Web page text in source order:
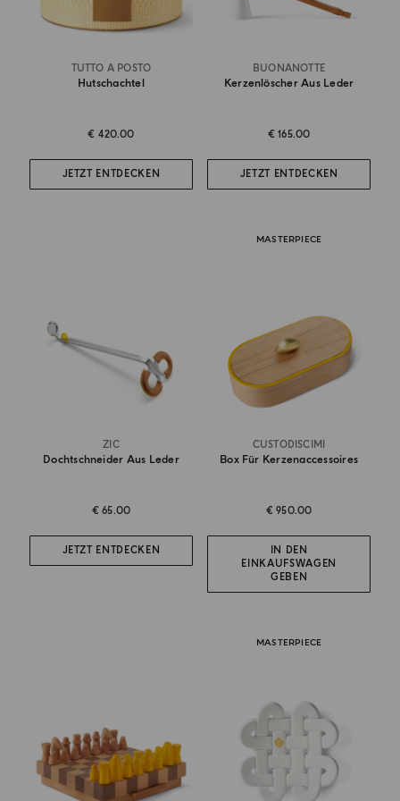
TUTTO A POSTO
Hutschachtel
€ 420.00
JETZT ENTDECKEN
BUONANOTTE
Kerzenlöscher Aus Leder
€ 165.00
JETZT ENTDECKEN
ZIC
Dochtschneider Aus Leder
€ 65.00
JETZT ENTDECKEN
MASTERPIECE
CUSTODISCIMI
Box Für Kerzenaccessoires
€ 950.00
IN DEN
EINKAUFSWAGEN
GEBEN
MASTERPIECE